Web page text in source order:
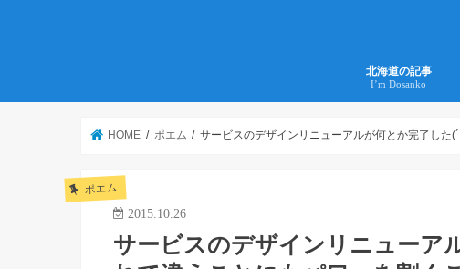
北海道の記事
I’m Dosanko
HOME ポエム サービスのデザインリニューアルが何とか完了した
ポエム
2015.10.26
サービスのデザインリニューア